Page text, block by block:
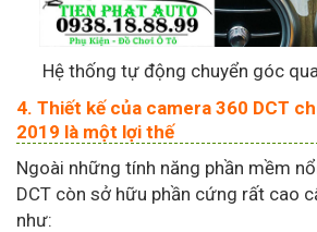
Hệ thống tự động chuyển góc
4. Thiết kế của camera 360 DCT
2019 là một lợi thế
Ngoài những tính năng phần mềm
DCT còn sở hữu phần cứng rất cao
như: